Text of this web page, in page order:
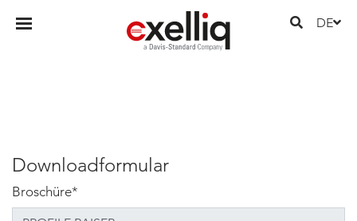
DE
Downloadformular
Broschüre*